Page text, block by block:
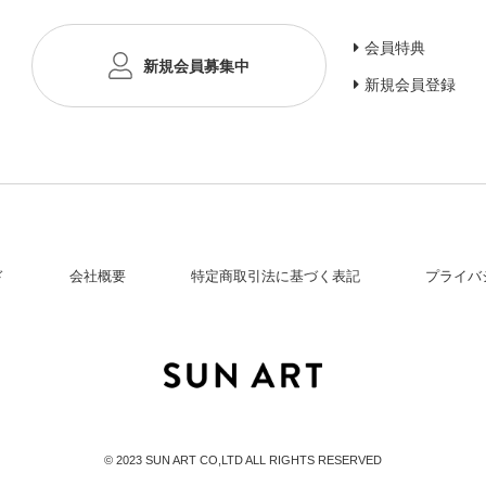
新規会員募集中
会員特典
新規会員登録
会社概要 特定商取引法に基づく表記 プライバ
© 2023 SUN ART CO,LTD ALL RIGHTS RESERVED